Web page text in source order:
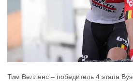
Тим Велленс – победитель 4 этапа